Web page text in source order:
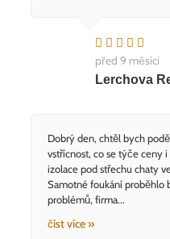
před 9 měsíci
Lerchova
Dobrý den, chtěl bych
vstřícnost, co se týče ceny
izolace pod střechu chaty
Samotné foukání proběhlo
problémů, firma...
číst více »